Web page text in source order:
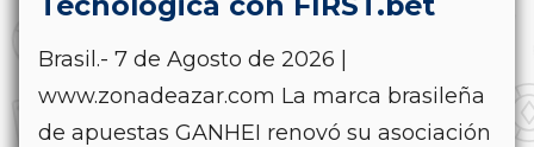
Brasil.- 7 de Agosto de 2026 |
www.zonadeazar.com La marca brasileña
de apuestas GANHEI renovó su asociación